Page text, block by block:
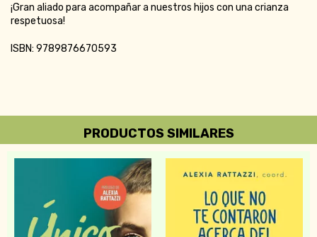
¡Gran aliado para acompañar a nuestros hijos con una crianza
respetuosa!
ISBN: 9789876670593
PRODUCTOS SIMILARES